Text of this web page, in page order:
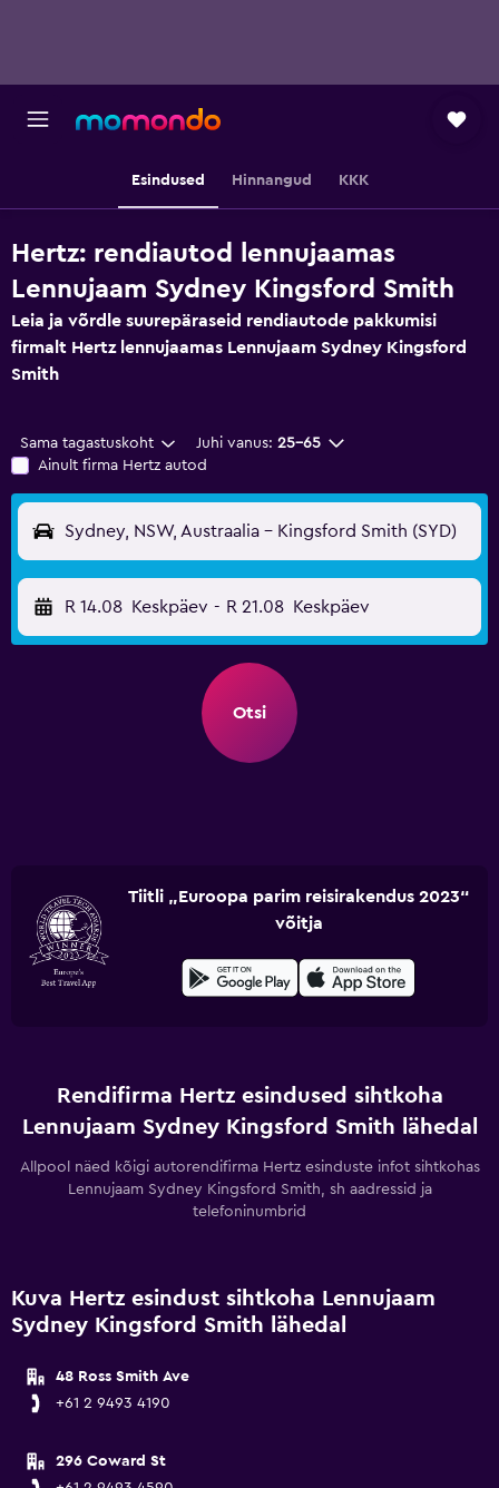
Esindused Hinnangud KKK
Hertz: rendiautod lennujaamas
Lennujaam Sydney Kingsford Smith
Leia ja võrdle suurepäraseid rendiautode pakkumisi
firmalt Hertz lennujaamas Lennujaam Sydney Kingsford
Smith
Sama tagastuskoht Juhi vanus: 25–65
Ainult firma Hertz autod
Sydney, NSW, Austraalia - Kingsford Smith (SYD)
R 14.08 Keskpäev - R 21.08 Keskpäev
Otsi
Tiitli „Euroopa parim reisirakendus 2023“
võitja
Rendifirma Hertz esindused sihtkoha
Lennujaam Sydney Kingsford Smith lähedal
Allpool näed kõigi autorendifirma Hertz esinduste infot sihtkohas
Lennujaam Sydney Kingsford Smith, sh aadressid ja
telefoninumbrid
Kuva Hertz esindust sihtkoha Lennujaam
Sydney Kingsford Smith lähedal
48 Ross Smith Ave
+61 2 9493 4190
296 Coward St